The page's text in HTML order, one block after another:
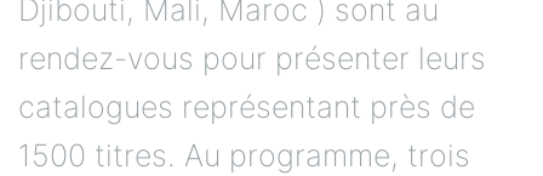
Djibouti, Mali, Maroc ) sont au
rendez-vous pour présenter leurs
catalogues représentant près de
1500 titres. Au programme, trois